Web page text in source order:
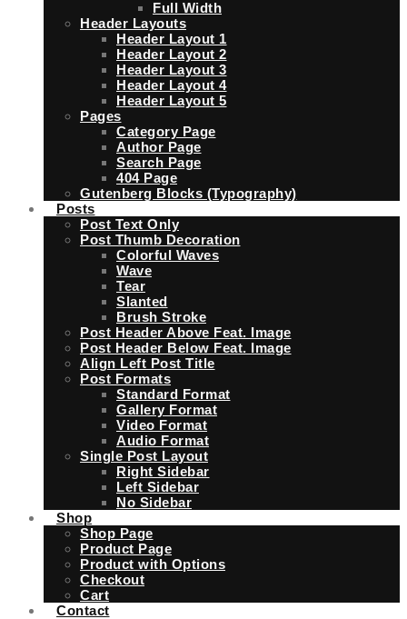
Full Width
Header Layouts
Header Layout 1
Header Layout 2
Header Layout 3
Header Layout 4
Header Layout 5
Pages
Category Page
Author Page
Search Page
404 Page
Gutenberg Blocks (Typography)
Posts
Post Text Only
Post Thumb Decoration
Colorful Waves
Wave
Tear
Slanted
Brush Stroke
Post Header Above Feat. Image
Post Header Below Feat. Image
Align Left Post Title
Post Formats
Standard Format
Gallery Format
Video Format
Audio Format
Single Post Layout
Right Sidebar
Left Sidebar
No Sidebar
Shop
Shop Page
Product Page
Product with Options
Checkout
Cart
Contact